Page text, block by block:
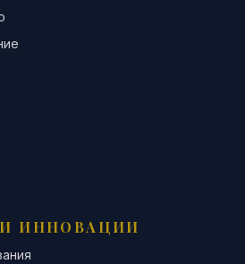
ИННОВАЦИИ